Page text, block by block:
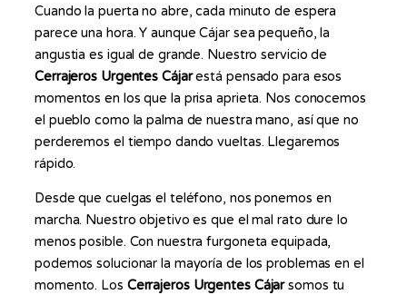
Cuando la puerta no abre, cada minuto de espera
parece una hora. Y aunque Cájar sea pequeño, la
angustia es igual de grande. Nuestro servicio de
Cerrajeros Urgentes Cájarestá pensado para esos
momentos en los que la prisa aprieta. Nos conocemos
el pueblo como la palma de nuestra mano, así que no
perderemos el tiempo dando vueltas. Llegaremos
rápido.
Desde que cuelgas el teléfono, nos ponemos en
marcha. Nuestro objetivo es que el mal rato dure lo
menos posible. Con nuestra furgoneta equipada,
podemos solucionar la mayoría de los problemas en el
momento. Los Cerrajeros Urgentes Cájarsomos tu